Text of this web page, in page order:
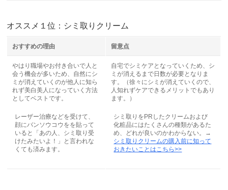
オススメ１位：シミ取りクリーム
おすすめの理由 留意点
やはり職場やお付き合いで人と
会う機会が多いため、自然にシ
ミが消えていくのが他人に知ら
れず美白美人になっていく方法
としてベストです。
レーザー治療などを受けて、
顔にバンソウコウをを貼って
いると「あの人、シミ取り受
けたみたいよ！」と言われな
くても済みます。
自宅でシミケアとなっていくため、シ
ミが消えるまで日数が必要となりま
す。（徐々にシミが消えていくので、
人知れずケアできるメリットでもあり
ます。）
シミ取りをPRしたクリームおよび
化粧品にはたくさんの種類があるた
め、どれが良いのかわからない。→
シミ取りクリームの購入前に知って
おきたいことはこちら>>